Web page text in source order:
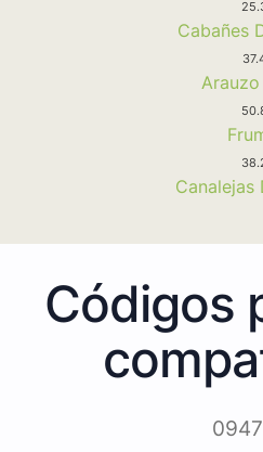
Cabañes
Canalejas
Códigos